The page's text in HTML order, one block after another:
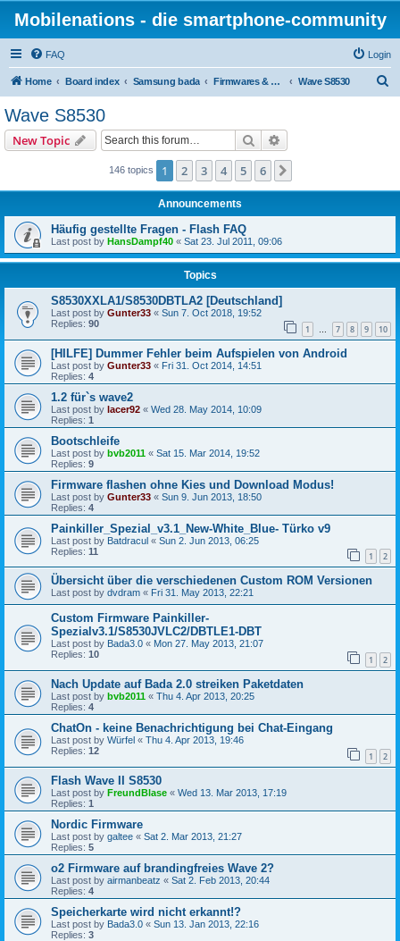
Mobilenations - die smartphone-community
FAQ Login
Home Board index Samsung bada Firmwares & Flashen Wave S8530
Wave S8530
New Topic Search
146 topics 1 2 3 4 5 6
Announcements
Häufig gestellte Fragen - Flash FAQ
Last post by HansDampf40 « Sat 23. Jul 2011, 09:06
Topics
S8530XXLA1/S8530DBTLA2 [Deutschland]
Last post by Gunter33 « Sun 7. Oct 2018, 19:52
Replies: 90 1 … 7 8 9 10
[HILFE] Dummer Fehler beim Aufspielen von Android
Last post by Gunter33 « Fri 31. Oct 2014, 14:51
Replies: 4
1.2 für`s wave2
Last post by lacer92 « Wed 28. May 2014, 10:09
Replies: 1
Bootschleife
Last post by bvb2011 « Sat 15. Mar 2014, 19:52
Replies: 9
Firmware flashen ohne Kies und Download Modus!
Last post by Gunter33 « Sun 9. Jun 2013, 18:50
Replies: 4
Painkiller_Spezial_v3.1_New-White_Blue- Türko v9
Last post by Batdracul « Sun 2. Jun 2013, 06:25
Replies: 11 1 2
Übersicht über die verschiedenen Custom ROM Versionen
Last post by dvdram « Fri 31. May 2013, 22:21
Custom Firmware Painkiller-
Spezialv3.1/S8530JVLC2/DBTLE1-DBT
Last post by Bada3.0 « Mon 27. May 2013, 21:07
Replies: 10 1 2
Nach Update auf Bada 2.0 streiken Paketdaten
Last post by bvb2011 « Thu 4. Apr 2013, 20:25
Replies: 4
ChatOn - keine Benachrichtigung bei Chat-Eingang
Last post by Würfel « Thu 4. Apr 2013, 19:46
Replies: 12 1 2
Flash Wave II S8530
Last post by FreundBlase « Wed 13. Mar 2013, 17:19
Replies: 1
Nordic Firmware
Last post by galtee « Sat 2. Mar 2013, 21:27
Replies: 5
o2 Firmware auf brandingfreies Wave 2?
Last post by airmanbeatz « Sat 2. Feb 2013, 20:44
Replies: 4
Speicherkarte wird nicht erkannt!?
Last post by Bada3.0 « Sun 13. Jan 2013, 22:16
Replies: 3